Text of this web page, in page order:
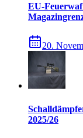
EU-
20.
2025/26